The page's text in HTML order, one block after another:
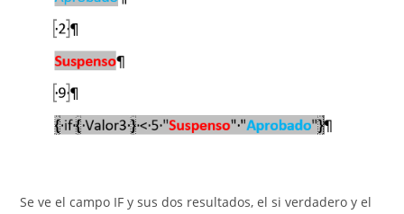
Se ve el campo IF y sus dos resultados, el si verdadero y el